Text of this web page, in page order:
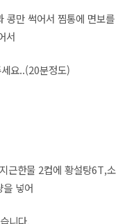
콩만 썩어서 찜통에 면보를
서
요..(20분정도)
근한물 2컵에 황설탕6T,소
넣어
니다.